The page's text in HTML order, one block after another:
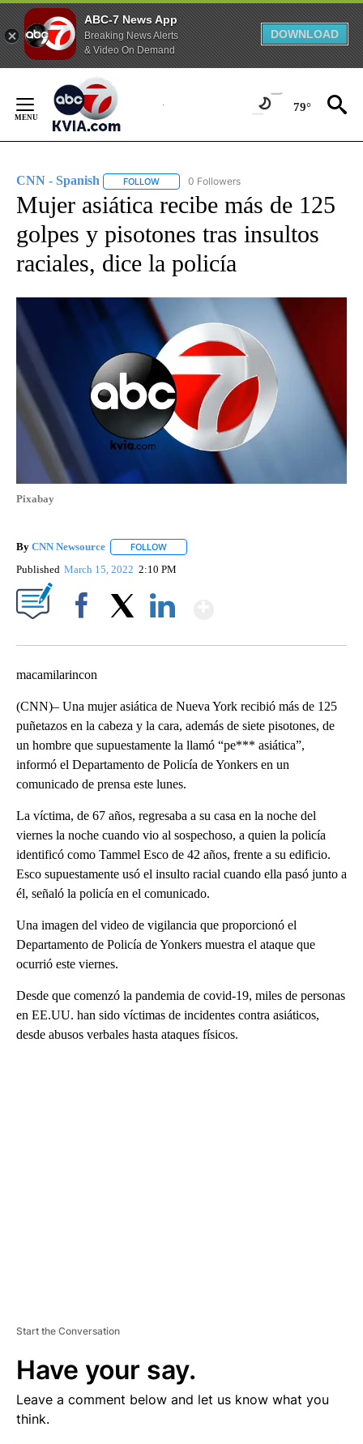
ABC-7 News App
Breaking News Alerts
& Video On Demand
DOWNLOAD
Content
79°
CNN - Spanish FOLLOW FOLLOW "CNN - SPANISH" TO RECEIVE
0 Followers
Mujer asiática recibe más de 125
golpes y pisotones tras insultos
raciales, dice la policía
Pixabay
By CNN Newsource FOLLOW
Published March 15, 2022 2:10 PM
macamilarincon
(CNN)– Una mujer asiática de Nueva York recibió más de 125
puñetazos en la cabeza y la cara, además de siete pisotones, de
un hombre que supuestamente la llamó “pe*** asiática”,
informó el Departamento de Policía de Yonkers en un
comunicado de prensa este lunes.
La víctima, de 67 años, regresaba a su casa en la noche del
viernes la noche cuando vio al sospechoso, a quien la policía
identificó como Tammel Esco de 42 años, frente a su edificio.
Esco supuestamente usó el insulto racial cuando ella pasó junto a
él, señaló la policía en el comunicado.
Una imagen del video de vigilancia que proporcionó el
Departamento de Policía de Yonkers muestra el ataque que
ocurrió este viernes.
Desde que comenzó la pandemia de covid-19, miles de personas
en EE.UU. han sido víctimas de incidentes contra asiáticos,
desde abusos verbales hasta ataques físicos.
Start the Conversation
Have your say.
Leave a comment below and let us know what you
think.